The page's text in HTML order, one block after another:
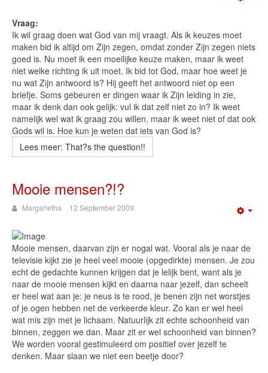
Vraag:
Ik wil graag doen wat God van mij vraagt. Als ik keuzes moet
maken bid ik altijd om Zijn zegen, omdat zonder Zijn zegen niets
goed is. Nu moet ik een moeilijke keuze maken, maar ik weet
niet welke richting ik uit moet. Ik bid tot God, maar hoe weet je
nu wat Zijn antwoord is? Hij geeft het antwoord niet op een
briefje. Soms gebeuren er dingen waar ik Zijn leiding in zie,
maar ik denk dan ook gelijk: vul ik dat zelf niet zo in? Ik weet
namelijk wel wat ik graag zou willen, maar ik weet niet of dat ook
Gods wil is. Hoe kun je weten dat iets van God is?
Lees meer: That?s the question!!
Mooie mensen?!?
Margarietha 12 September 2009
Mooie mensen, daarvan zijn er nogal wat. Vooral als je naar de
televisie kijkt zie je heel veel mooie (opgedirkte) mensen. Je zou
echt de gedachte kunnen krijgen dat je lelijk bent, want als je
naar de mooie mensen kijkt en daarna naar jezelf, dan scheelt
er heel wat aan je: je neus is te rood, je benen zijn net worstjes
of je ogen hebben net de verkeerde kleur. Zo kan er wel heel
wat mis zijn met je lichaam. Natuurlijk zit echte schoonheid van
binnen, zeggen we dan. Maar zit er wel schoonheid van binnen?
We worden vooral gestimuleerd om positief over jezelf te
denken. Maar slaan we niet een beetje door?